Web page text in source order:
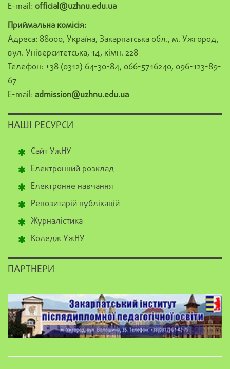
E-mail: official@uzhnu.edu.ua
Приймальна комісія:
Адреса: 88000, Україна, Закарпатська обл., м. Ужгород,
вул. Університетська, 14, кімн. 228
Телефон: +38 (0312) 64-30-84, 066-5716240, 096-123-89-
67
E-mail: admission@uzhnu.edu.ua
НАШІ РЕСУРСИ
Сайт УжНУ
Електронний розклад
Електронне навчання
Репозитарій публікацій
Журналістика
Коледж УжНУ
ПАРТНЕРИ